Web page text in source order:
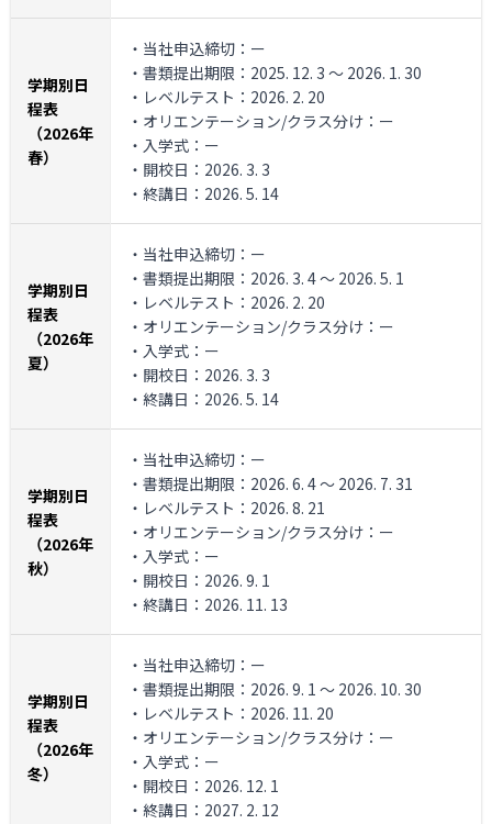
学期別日
程表
（2026年
春）
・当社申込締切：ー
・書類提出期限：2025. 12. 3 ～ 2026. 1. 30
・レベルテスト：2026. 2. 20
・オリエンテーション/クラス分け：ー
・入学式：ー
・開校日：2026. 3. 3
・終講日：2026. 5. 14
学期別日
程表
（2026年
夏）
・当社申込締切：ー
・書類提出期限：2026. 3. 4 ～ 2026. 5. 1
・レベルテスト：2026. 2. 20
・オリエンテーション/クラス分け：ー
・入学式：ー
・開校日：2026. 3. 3
・終講日：2026. 5. 14
学期別日
程表
（2026年
秋）
・当社申込締切：ー
・書類提出期限：2026. 6. 4 ～ 2026. 7. 31
・レベルテスト：2026. 8. 21
・オリエンテーション/クラス分け：ー
・入学式：ー
・開校日：2026. 9. 1
・終講日：2026. 11. 13
学期別日
程表
（2026年
冬）
・当社申込締切：ー
・書類提出期限：2026. 9. 1 ～ 2026. 10. 30
・レベルテスト：2026. 11. 20
・オリエンテーション/クラス分け：ー
・入学式：ー
・開校日：2026. 12. 1
・終講日：2027. 2. 12